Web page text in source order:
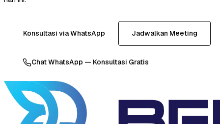
Konsultasi via WhatsApp Jadwalkan Meeting
Chat WhatsApp — Konsultasi Gratis